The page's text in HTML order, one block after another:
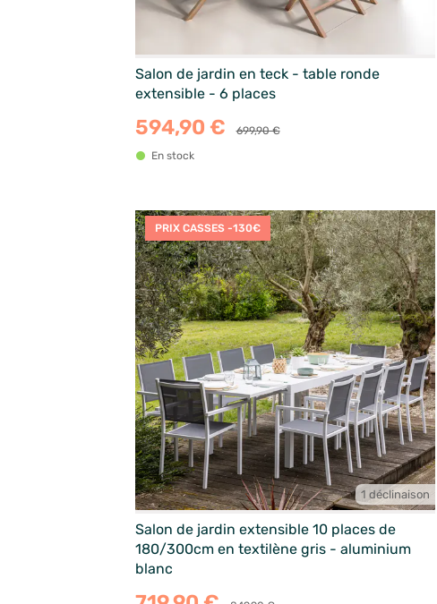
Salon de jardin en teck - table ronde
extensible - 6 places
594,90 €
699,90 €
En stock
PRIX CASSES -130€
1 déclinaison
Salon de jardin extensible 10 places de
180/300cm en textilène gris - aluminium
blanc